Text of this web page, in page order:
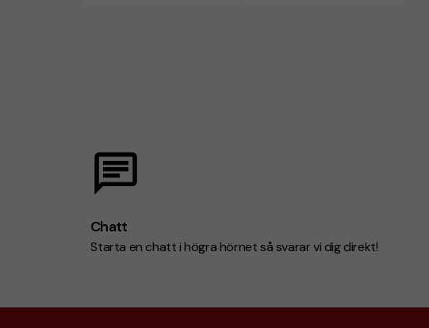
Chatt
Starta en chatt i högra hörnet så svarar vi dig direkt!